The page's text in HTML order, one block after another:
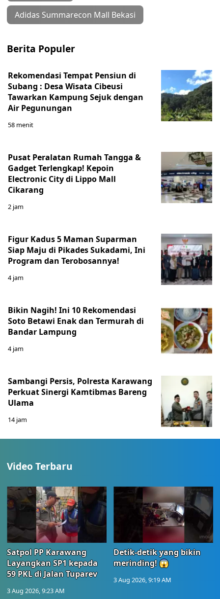
Adidas Summarecon Mall Bekasi
Berita Populer
Rekomendasi Tempat Pensiun di
Subang : Desa Wisata Cibeusi
Tawarkan Kampung Sejuk dengan
Air Pegunungan
58 menit
Pusat Peralatan Rumah Tangga &
Gadget Terlengkap! Kepoin
Electronic City di Lippo Mall
Cikarang
2 jam
Figur Kadus 5 Maman Suparman
Siap Maju di Pikades Sukadami, Ini
Program dan Terobosannya!
4 jam
Bikin Nagih! Ini 10 Rekomendasi
Soto Betawi Enak dan Termurah di
Bandar Lampung
4 jam
Sambangi Persis, Polresta Karawang
Perkuat Sinergi Kamtibmas Bareng
Ulama
14 jam
Video Terbaru
Satpol PP Karawang
Layangkan SP1 kepada
59 PKL di Jalan Tuparev
3 Aug 2026, 9:23 AM
Detik-detik yang bikin
merinding! 😱
3 Aug 2026, 9:19 AM